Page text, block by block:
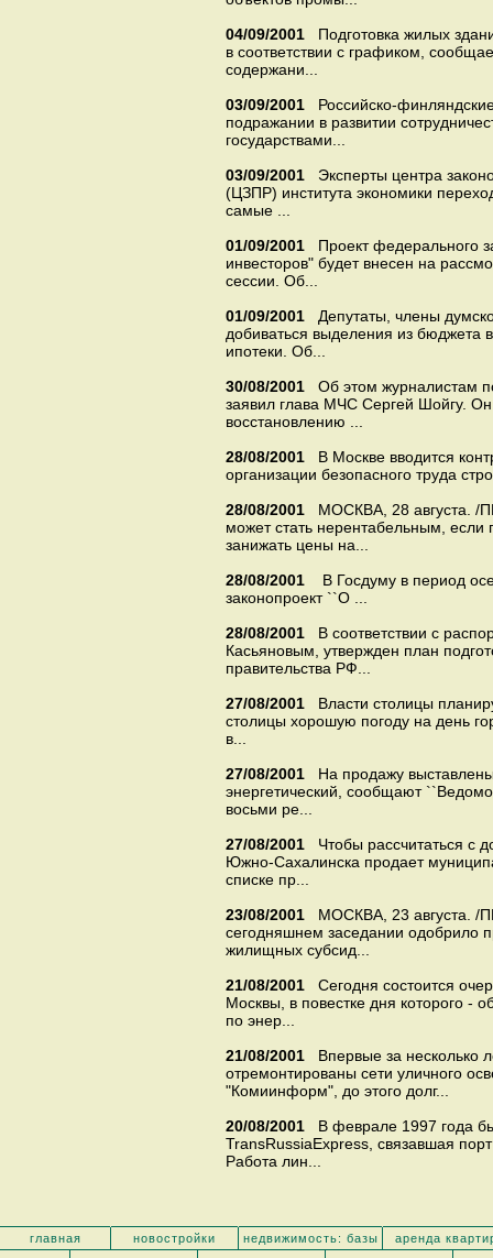
04/09/2001
Подготовка жилых
в соответствии с графиком,
содержани...
03/09/2001
Российско-
подражании в развитии
государствами...
03/09/2001
Эксперты центра
(ЦЗПР) института экономики
самые ...
01/09/2001
Проект федерального
инвесторов" будет внесен на
сессии. Об...
01/09/2001
Депутаты, члены
добиваться выделения из бюджета
ипотеки. Об...
30/08/2001
Об этом журналистам
заявил глава МЧС Сергей Шойгу. Он
восстановлению ...
28/08/2001
В Москве вводится
организации безопасного труда
28/08/2001
МОСКВА, 28 августа. /
может стать нерентабельным, если
занижать цены на...
28/08/2001
В Госдуму в период
законопроект ``О ...
28/08/2001
В соответствии с
Касьяновым, утвержден план
правительства РФ...
27/08/2001
Власти столицы
столицы хорошую погоду на день
в...
27/08/2001
На продажу
энергетический, сообщают
восьми ре...
27/08/2001
Чтобы рассчитаться с
Южно-Сахалинска продает
списке пр...
23/08/2001
МОСКВА, 23 августа. /
сегодняшнем заседании одобрило
жилищных субсид...
21/08/2001
Сегодня состоится
Москвы, в повестке дня которого -
по энер...
21/08/2001
Впервые за несколько
отремонтированы сети уличного
"Комиинформ", до этого долг...
20/08/2001
В феврале 1997 года
TransRussiaExpress, связавшая
Работа лин...
главная новостройки недвижимость: базы
аренда